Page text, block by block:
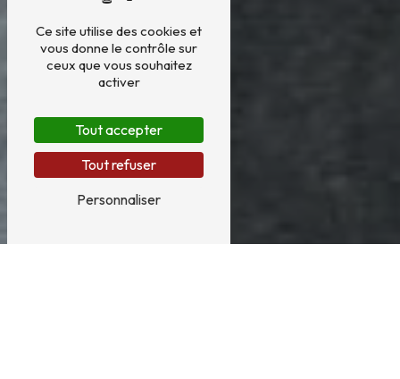
Ce site utilise des cookies et
vous donne le contrôle sur
ceux que vous souhaitez
activer
Tout accepter
Tout refuser
Personnaliser